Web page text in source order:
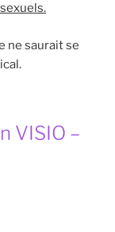
ne saurait se
VISIO –